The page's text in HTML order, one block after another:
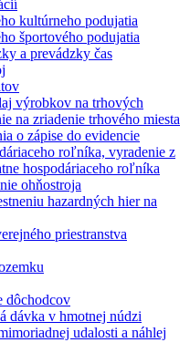
kultúrneho podujatia
športového podujatia
a prevádzky čas
výrobkov na trhových
na zriadenie trhového miesta
o zápise do evidencie
roľníka, vyradenie z
hospodáriaceho roľníka
ohňostroja
hazardných hier na
priestranstva
dôchodcov
dávka v hmotnej núdzi
udalosti a náhlej